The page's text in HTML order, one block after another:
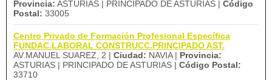
Provincia: ASTURIAS | PRINCIPADO DE ASTURIAS | Código
Postal: 33005
Centro Privado de Formación Profesional Específica
FUNDAC.LABORAL CONSTRUCC.PRINCIPADO AST.
AV.MANUEL SUAREZ, 2 | Ciudad: NAVIA | Provincia:
ASTURIAS | PRINCIPADO DE ASTURIAS | Código Postal:
33710